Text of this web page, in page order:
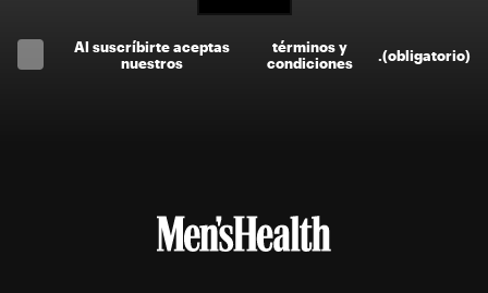
Al suscríbirte aceptas
nuestros
términos y
condiciones
(obligatorio)